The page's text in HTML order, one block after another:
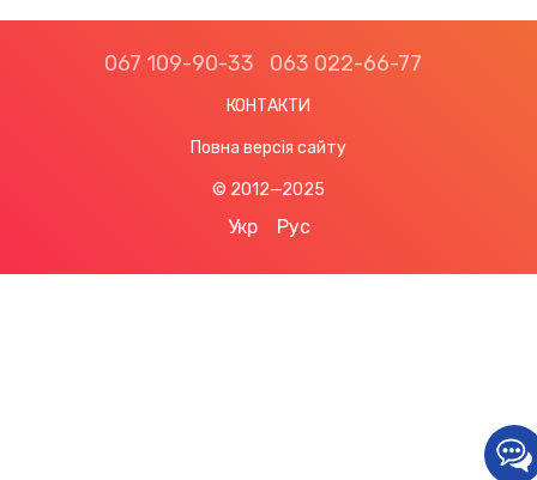
067 109-90-33 063 022-66-77
КОНТАКТИ
Повна версія сайту
© 2012—2025
Укр Рус